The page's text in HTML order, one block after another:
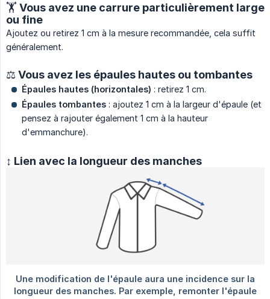
🏋️ Vous avez une carrure particulièrement large
ou fine
Ajoutez ou retirez 1 cm à la mesure recommandée, cela suffit
généralement.
⚖️ Vous avez les épaules hautes ou tombantes
Épaules hautes (horizontales) : retirez 1 cm.
Épaules tombantes : ajoutez 1 cm à la largeur d'épaule (et
pensez à rajouter également 1 cm à la hauteur
d'emmanchure).
↕️ Lien avec la longueur des manches